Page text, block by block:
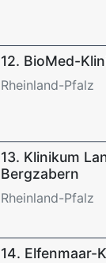
12. BioMed-
Rheinland-Pfalz
13. Klinikum
Bergzabern
Rheinland-Pfalz
14. Elfenmaar-